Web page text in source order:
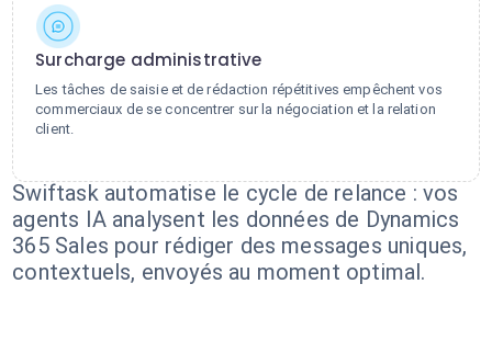
Surcharge administrative
Les tâches de saisie et de rédaction répétitives empêchent vos
commerciaux de se concentrer sur la négociation et la relation
client.
Swiftask automatise le cycle de relance : vos
agents IA analysent les données de Dynamics
365 Sales pour rédiger des messages uniques,
contextuels, envoyés au moment optimal.